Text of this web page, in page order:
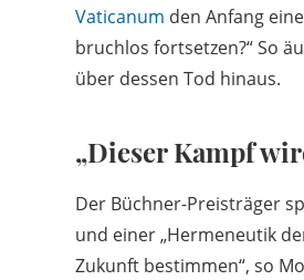
Vaticanum den Anfang
bruchlos fortsetzen?“ So
über dessen Tod hinaus.
„Dieser Kampf
Der Büchner-Preisträger
und einer „Hermeneutik
Zukunft bestimmen“, so